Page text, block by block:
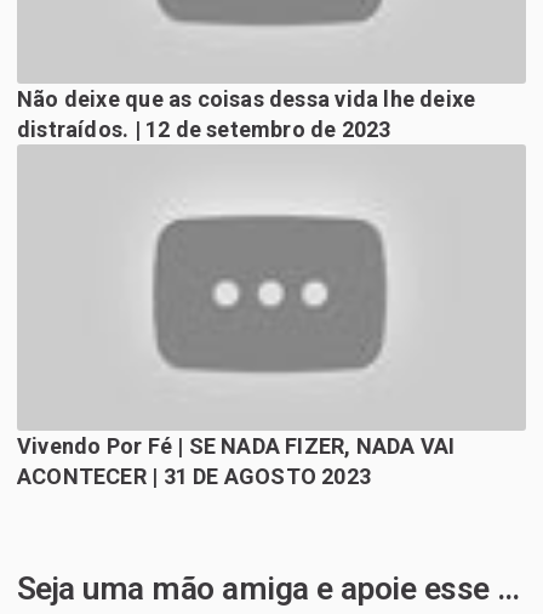
Não deixe que as coisas dessa vida lhe deixe
distraídos. | 12 de setembro de 2023
Vivendo Por Fé | SE NADA FIZER, NADA VAI
ACONTECER | 31 DE AGOSTO 2023
Seja uma mão amiga e apoie esse projeto de Deus